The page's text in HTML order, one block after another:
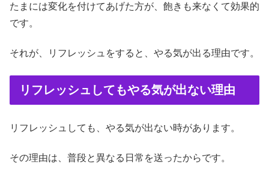
たまには変化を付けてあげた方が、飽きも来なくて効果的
です。
それが、リフレッシュをすると、やる気が出る理由です。
リフレッシュしてもやる気が出ない理由
リフレッシュしても、やる気が出ない時があります。
その理由は、普段と異なる日常を送ったからです。